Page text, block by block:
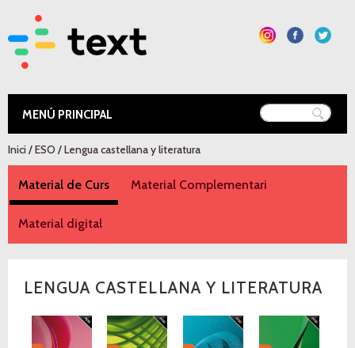
contingut
Text Educació
Esteu aquí
Inici/ESO /Lengua castellana y literatura
Material de Curs (pestanya activa)
Material Complementari
Material digital
LENGUA CASTELLANA Y LITERATURA